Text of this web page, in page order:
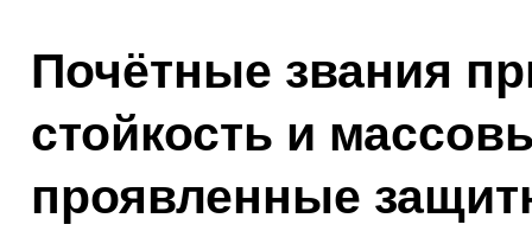
Почётные звания
стойкость и
проявленные